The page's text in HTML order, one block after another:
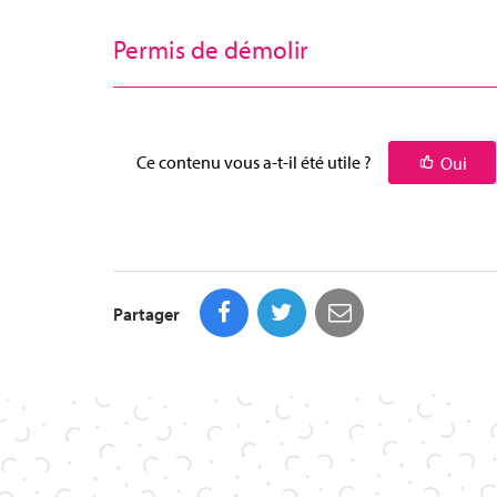
Permis de démolir
Ce contenu vous a-t-il été utile ? Oui
Partager